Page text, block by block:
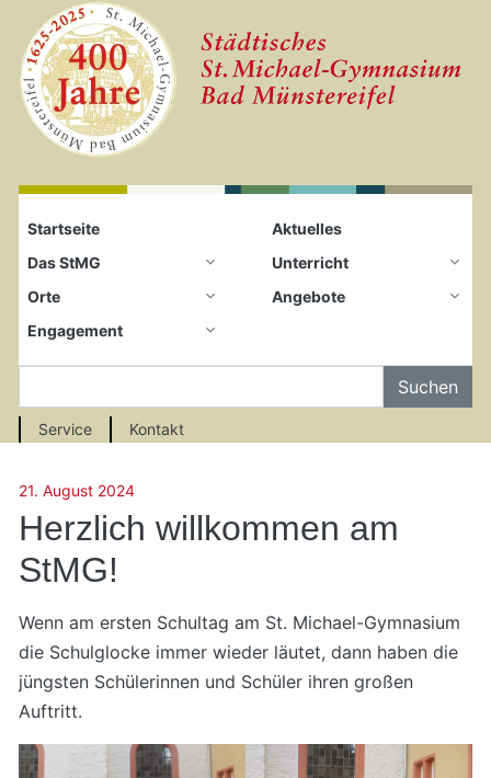
Zum Seiteninhalt springen
Startseite
Startseite
Aktuelles
Das StMG
Unterricht
Orte
Angebote
Engagement
Service Kontakt
21. August 2024
Herzlich willkommen am
StMG!
Wenn am ersten Schultag am St. Michael-Gymnasium
die Schulglocke immer wieder läutet, dann haben die
jüngsten Schülerinnen und Schüler ihren großen
Auftritt.